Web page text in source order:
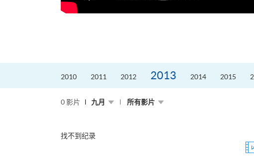
2010 2011 2012 2013 2014 2015
0 影片 九月 所有影片
找不到纪录